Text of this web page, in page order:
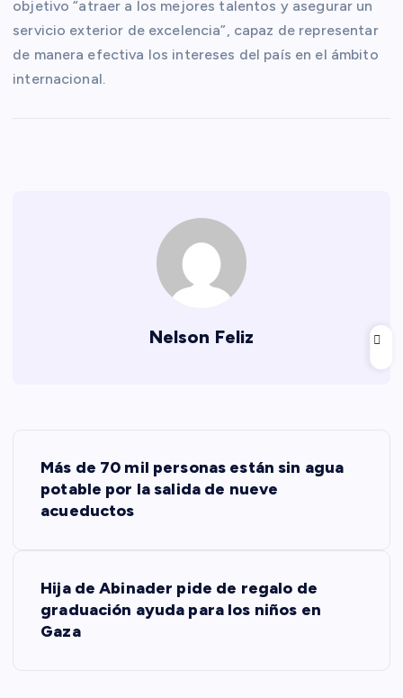
objetivo “atraer a los mejores talentos y asegurar un
servicio exterior de excelencia”, capaz de representar
de manera efectiva los intereses del país en el ámbito
internacional.
Nelson Feliz
Más de 70 mil personas están sin agua
potable por la salida de nueve
acueductos
Hija de Abinader pide de regalo de
graduación ayuda para los niños en
Gaza